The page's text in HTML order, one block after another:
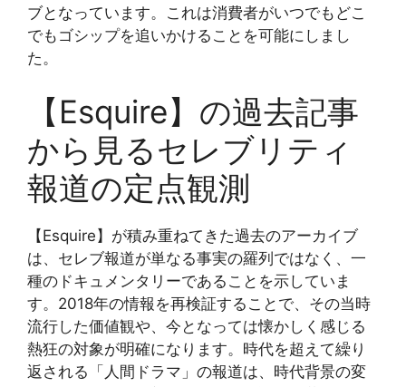
ブとなっています。これは消費者がいつでもどこ
でもゴシップを追いかけることを可能にしまし
た。
【Esquire】の過去記事
から見るセレブリティ
報道の定点観測
【Esquire】が積み重ねてきた過去のアーカイブ
は、セレブ報道が単なる事実の羅列ではなく、一
種のドキュメンタリーであることを示していま
す。2018年の情報を再検証することで、その当時
流行した価値観や、今となっては懐かしく感じる
熱狂の対象が明確になります。時代を超えて繰り
返される「人間ドラマ」の報道は、時代背景の変